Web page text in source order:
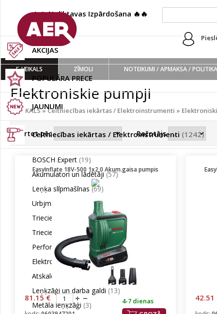
🔥🔥 Noliktavas Izpārdošana 🔥🔥
(222)
AKCIJAS
POPULĀRA PRECE
JAUNUMI
Celtniecības iekārtas / Elektroinstrumenti (1242)
BOSCH Expert (19)
Akumulatori un lādētāji(57)
Leņķa slīpmašīnas (69)
Urbjmašīnas/Skrūvgrieži
Triecienurbjmašīnas(29)
Triecienskrūvgrieži(19)
Perforatori un triecienveseri(42)
Elektroinstrumentu komplekti(5)
Atskaldāmaie āmuri
Leņķzāģi un darba galdi (13)
Metāla leņķzāģi (3)
E-VEIKALS ZĪMOLI NOTEIKUMI / APMAKSA / POLITIKA
Elektroniskie pumpji
E-VEIKALS»Celtniecības iekārtas / Elektroinstrumenti »
Kārtot pēc Ražotājs
EasyInflate 18V-500 1x2,0 Akum.gaisa pumpis
81.15 €
4-7 dienas
42.51